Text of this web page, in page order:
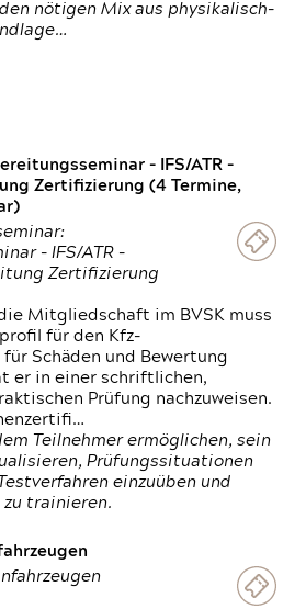
nötigen Mix aus physikalisch-
- IFS/ATR -
Zertifizierung (4 Termine,
- IFS/ATR -
Zertifizierung
Mitgliedschaft im BVSK muss
für den Kfz-
Schäden und Bewertung
er in einer schriftlichen,
Prüfung nachzuweisen.
Teilnehmer ermöglichen, sein
Prüfungssituationen
einzuüben und
trainieren.